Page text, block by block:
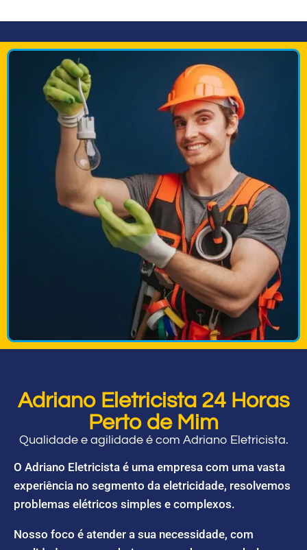
Adriano Eletricista 24 Horas
Perto de Mim
Qualidade e agilidade é com Adriano Eletricista.
O Adriano Eletricista é uma empresa com uma vasta
experiência no segmento da eletricidade, resolvemos
problemas elétricos simples e complexos.
Nosso foco é atender a sua necessidade, com